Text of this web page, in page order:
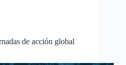
de acción global